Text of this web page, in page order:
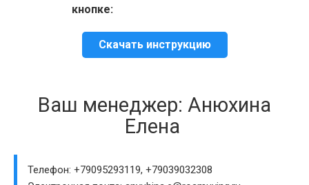
кнопке:
Скачать инструкцию
Ваш менеджер: Анюхина
Елена
Телефон: +79095293119, +79039032308